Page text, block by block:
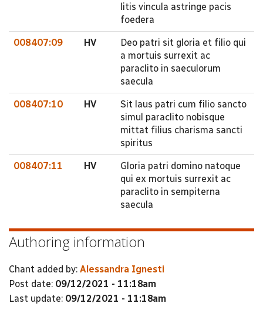
litis vincula astringe pacis
foedera
008407:09 HV
Deo patri sit gloria et filio qui
a mortuis surrexit ac
paraclito in saeculorum
saecula
008407:10 HV
Sit laus patri cum filio sancto
simul paraclito nobisque
mittat filius charisma sancti
spiritus
008407:11 HV
Gloria patri domino natoque
qui ex mortuis surrexit ac
paraclito in sempiterna
saecula
Authoring information
Chant added by: Alessandra Ignesti
Post date: 09/12/2021 - 11:18am
Last update: 09/12/2021 - 11:18am